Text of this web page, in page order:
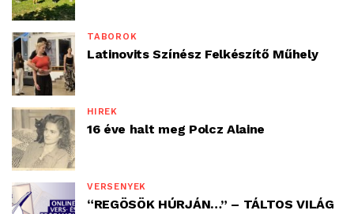
TÁBOROK
Latinovits Színész Felkészítő Műhely
HÍREK
16 éve halt meg Polcz Alaine
VERSENYEK
“REGÖSÖK HÚRJÁN…” – TÁLTOS VILÁG